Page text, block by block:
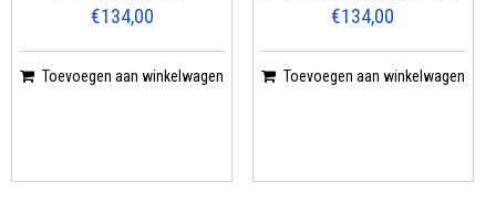
€134,00
Toevoegen aan winkelwagen
€134,00
Toevoegen aan winkelwagen